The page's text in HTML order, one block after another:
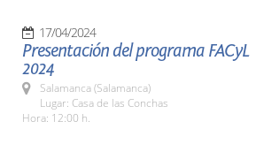
17/04/2024
Presentación del programa FACyL
2024
Salamanca (Salamanca)
Lugar: Casa de las Conchas
Hora: 12:00 h.